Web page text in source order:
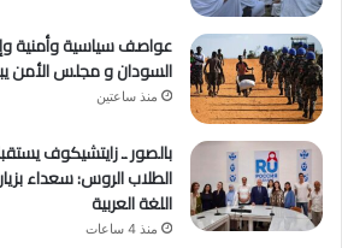
عواصف سياسية وأمنية
السودان و مجلس الأمن
منذ ساعتين
بالصور ـ زايتشيكوف
الطلاب الروس: سعداء
اللغة العربية
منذ 4 ساعات